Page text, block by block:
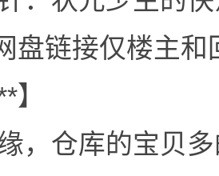
盘链接仅楼主
，仓库的宝贝